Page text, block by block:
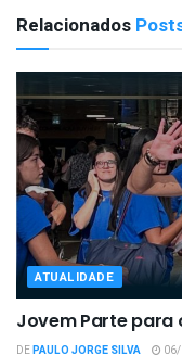
Relacionados
ATUALIDADE
Jovem Parte para
DEPAULO JORGE SILVA